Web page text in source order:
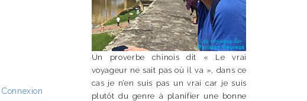
Connexion
Un proverbe chinois dit « Le vrai
voyageur ne sait pas où il va », dans ce
cas je n’en suis pas un vrai car je suis
plutôt du genre à planifier une bonne